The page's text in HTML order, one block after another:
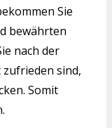
Sie
bewährten
nach der
sind,
Somit